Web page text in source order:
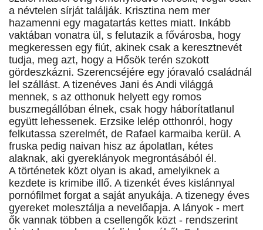
a névtelen sírját találják. Krisztina nem mer
hazamenni egy magatartás kettes miatt. Inkább
vaktában vonatra ül, s felutazik a fővárosba, hogy
megkeressen egy fiút, akinek csak a keresztnevét
tudja, meg azt, hogy a Hősök terén szokott
gördeszkázni. Szerencséjére egy jóravaló családnál
lel szállást. A tizenéves Jani és Andi világgá
mennek, s az otthonuk helyett egy romos
buszmegállóban élnek, csak hogy háborítatlanul
együtt lehessenek. Erzsike lelép otthonról, hogy
felkutassa szerelmét, de Rafael karmaiba kerül. A
fruska pedig naivan hisz az ápolatlan, kétes
alaknak, aki gyereklányok megrontásából él.
A történetek közt olyan is akad, amelyiknek a
kezdete is krimibe illő. A tizenkét éves kislánnyal
pornófilmet forgat a saját anyukája. A tizenegy éves
gyereket molesztálja a nevelőapja. A lányok - mert
ők vannak többen a csellengők közt - rendszerint